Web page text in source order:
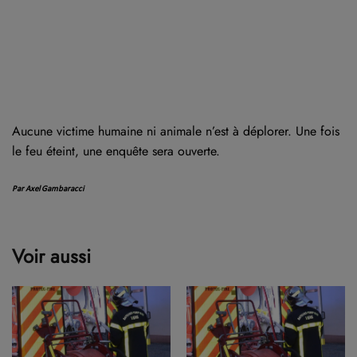
Aucune victime humaine ni animale n’est à déplorer. Une fois
le feu éteint, une enquête sera ouverte.
Par Axel Gambaracci
Voir aussi